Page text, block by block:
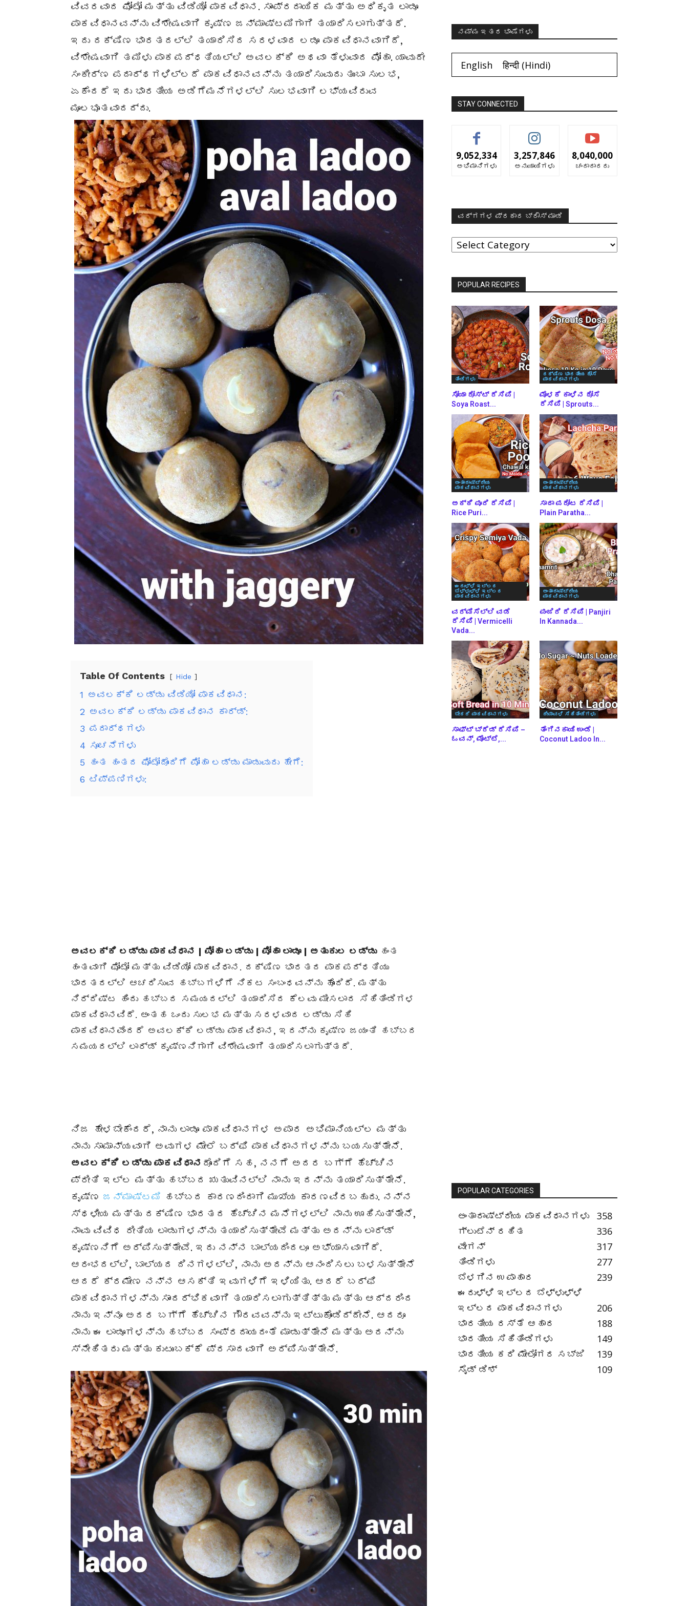
ವಿವರವಾದ ಫೋಟೋ ಮತ್ತು ವಿಡಿಯೋ ಪಾಕವಿಧಾನ. ಸಾಂಪ್ರದಾಯಿಕ ಮತ್ತು ಅಧಿಕೃತ ಲಾಡೂ
ಪಾಕವಿಧಾನವನ್ನು ವಿಶೇಷವಾಗಿ ಕೃಷ್ಣ ಜನ್ಮಾಷ್ಟಮಿಗಾಗಿ ತಯಾರಿಸಲಾಗುತ್ತದೆ.
ಇದು ದಕ್ಷಿಣ ಭಾರತದಲ್ಲಿ ತಯಾರಿಸಿದ ಸರಳವಾದ ಲಡೂ ಪಾಕವಿಧಾನವಾಗಿದೆ,
ವಿಶೇಷವಾಗಿ ತಮಿಳು ಪಾಕಪದ್ಧತಿಯಲ್ಲಿ ಅವಲಕ್ಕಿ ಅಥವಾ ತೆಳುವಾದ ಪೋಹಾ. ಯಾವುದೇ
ಸಂಕೀರ್ಣ ಪದಾರ್ಥಗಳಿಲ್ಲದೆ ಪಾಕವಿಧಾನವನ್ನು ತಯಾರಿಸುವುದು ತುಂಬಾ ಸುಲಭ,
ಏಕೆಂದರೆ ಇದು ಭಾರತೀಯ ಅಡಿಗೆಮನೆಗಳಲ್ಲಿ ಸುಲಭವಾಗಿ ಲಭ್ಯವಿರುವ
ಮೂಲಭೂತವಾದದ್ದು.
Table Of Contents Hide
1 ಅವಲಕ್ಕಿ ಲಡ್ಡು ವಿಡಿಯೋ ಪಾಕವಿಧಾನ:
2 ಅವಲಕ್ಕಿ ಲಡ್ಡು ಪಾಕವಿಧಾನ ಕಾರ್ಡ್:
3 ಪದಾರ್ಥಗಳು
4 ಸೂಚನೆಗಳು
5
ಹಂತ ಹಂತದ ಫೋಟೋದೊಂದಿಗೆ ಪೋಹಾ ಲಡ್ಡು ಮಾಡುವುದು ಹೇಗೆ:
6 ಟಿಪ್ಪಣಿಗಳು:
ಅವಲಕ್ಕಿ ಲಡ್ಡು ಪಾಕವಿಧಾನ | ಪೋಹಾ ಲಡ್ಡು | ಪೋಹಾ ಲಾಡೂ | ಅತುಕುಲ ಲಡ್ಡುಹಂತ
ಹಂತವಾಗಿ ಫೋಟೋ ಮತ್ತು ವಿಡಿಯೋ ಪಾಕವಿಧಾನ. ದಕ್ಷಿಣ ಭಾರತದ ಪಾಕಪದ್ಧತಿಯು
ಭಾರತದಲ್ಲಿ ಆಚರಿಸುವ ಹಬ್ಬಗಳಿಗೆ ನಿಕಟ ಸಂಬಂಧವನ್ನು ಹೊಂದಿದೆ. ಮತ್ತು
ನಿರ್ದಿಷ್ಟ ಹಿಂದು ಹಬ್ಬದ ಸಮಯದಲ್ಲಿ ತಯಾರಿಸಿದ ಕೆಲವು ಮೀಸಲಾದ ಸಿಹಿತಿಂಡಿಗಳ
ಪಾಕವಿಧಾನವಿದೆ. ಅಂತಹ ಒಂದು ಸುಲಭ ಮತ್ತು ಸರಳವಾದ ಲಡ್ಡು ಸಿಹಿ
ಪಾಕವಿಧಾನವೆಂದರೆ ಅವಲಕ್ಕಿ ಲಡ್ಡು ಪಾಕವಿಧಾನ, ಇದನ್ನು ಕೃಷ್ಣ ಜಯಂತಿ ಹಬ್ಬದ
ಸಮಯದಲ್ಲಿ ಲಾರ್ಡ್ ಕೃಷ್ಣನಿಗಾಗಿ ವಿಶೇಷವಾಗಿ ತಯಾರಿಸಲಾಗುತ್ತದೆ.
ನಿಜ ಹೇಳಬೇಕೆಂದರೆ, ನಾನು ಲಾಡೂ ಪಾಕವಿಧಾನಗಳ ಅಪಾರ ಅಭಿಮಾನಿಯಲ್ಲ ಮತ್ತು
ನಾನು ಸಾಮಾನ್ಯವಾಗಿ ಅವುಗಳ ಮೇಲೆ ಬರ್ಫಿ ಪಾಕವಿಧಾನಗಳನ್ನು ಬಯಸುತ್ತೇನೆ.
ಅವಲಕ್ಕಿ ಲಡ್ಡು ಪಾಕವಿಧಾನ ದೊಂದಿಗೆ ಸಹ, ನನಗೆ ಅದರ ಬಗ್ಗೆ ಹೆಚ್ಚಿನ
ಪ್ರೀತಿ ಇಲ್ಲ ಮತ್ತು ಹಬ್ಬದ ಋತುವಿನಲ್ಲಿ ನಾನು ಇದನ್ನು ತಯಾರಿಸುತ್ತೇನೆ.
ಕೃಷ್ಣ ಜನ್ಮಾಷ್ಟಮಿ ಹಬ್ಬದ ಕಾರಣದಿಂದಾಗಿ ಮುಖ್ಯ ಕಾರಣವಿರಬಹುದು. ನನ್ನ
ಸ್ಥಳೀಯ ಮತ್ತು ದಕ್ಷಿಣ ಭಾರತದ ಹೆಚ್ಚಿನ ಮನೆಗಳಲ್ಲಿ ನಾನು ಊಹಿಸುತ್ತೇನೆ,
ನಾವು ವಿವಿಧ ರೀತಿಯ ಲಾಡುಗಳನ್ನು ತಯಾರಿಸುತ್ತೇವೆ ಮತ್ತು ಅದನ್ನು ಲಾರ್ಡ್
ಕೃಷ್ಣನಿಗೆ ಅರ್ಪಿಸುತ್ತೇವೆ. ಇದು ನನ್ನ ಬಾಲ್ಯದಿಂದಲೂ ಅಭ್ಯಾಸವಾಗಿದೆ.
ಆರಂಭದಲ್ಲಿ, ಬಾಲ್ಯದ ದಿನಗಳಲ್ಲಿ, ನಾನು ಅದನ್ನು ಆನಂದಿಸಲು ಬಳಸುತ್ತೇನೆ
ಆದರೆ ಕ್ರಮೇಣ ನನ್ನ ಆಸಕ್ತಿ ಇವುಗಳಿಗೆ ಇಳಿಯಿತು. ಆದರೆ ಬರ್ಫಿ
ಪಾಕವಿಧಾನಗಳನ್ನು ಸಾಂದರ್ಭಿಕವಾಗಿ ತಯಾರಿಸಲಾಗುತ್ತಿತ್ತು ಮತ್ತು ಆದ್ದರಿಂದ
ನಾನು ಇನ್ನೂ ಅದರ ಬಗ್ಗೆ ಹೆಚ್ಚಿನ ಗೌರವವನ್ನು ಇಟ್ಟುಕೊಂಡಿದ್ದೇನೆ. ಆದರೂ
ನಾನು ಈ ಲಾಡೂಗಳನ್ನು ಹಬ್ಬದ ಸಂಪ್ರದಾಯದಂತೆ ಮಾಡುತ್ತೇನೆ ಮತ್ತು ಅದನ್ನು
ಸ್ನೇಹಿತರು ಮತ್ತು ಕುಟುಂಬಕ್ಕೆ ಪ್ರಸಾದವಾಗಿ ಅರ್ಪಿಸುತ್ತೇನೆ.
ನಮ್ಮ ಇತರ ಭಾಷೆಗಳು
English हिन्दी(Hindi)
STAY CONNECTED
9,052,334
ಅಭಿಮಾನಿಗಳು
3,257,846
ಅನುಯಾಯಿಗಳು
8,040,000
ಚಂದಾದಾರರು
ವರ್ಗಗಳ ಪ್ರಕಾರ ಬ್ರೌಸ್ ಮಾಡಿ
ವರ್ಗಗಳ
ಪ್ರಕಾರ
ಬ್ರೌಸ್
POPULAR RECIPES
ತಿಂಡಿಗಳು
ಸೋಯಾ ರೋಸ್ಟ್ ರೆಸಿಪಿ |
Soya Roast...
ದಕ್ಷಿಣ ಭಾರತೀಯ ದೋಸೆ
ಪಾಕವಿಧಾನಗಳು
ಮೊಳಕೆ ಕಾಳಿನ ದೋಸೆ
ರೆಸಿಪಿ | Sprouts...
ಅಂತಾರಾಷ್ಟ್ರೀಯ
ಪಾಕವಿಧಾನಗಳು
ಅಕ್ಕಿ ಪೂರಿ ರೆಸಿಪಿ |
Rice Puri...
ಅಂತಾರಾಷ್ಟ್ರೀಯ
ಪಾಕವಿಧಾನಗಳು
ಸಾದಾ ಪರೋಟ ರೆಸಿಪಿ |
Plain Paratha...
ಈರುಳ್ಳಿ ಇಲ್ಲದ
ಬೆಳ್ಳುಳ್ಳಿ ಇಲ್ಲದ
ಪಾಕವಿಧಾನಗಳು
ವರ್ಮಿಸೆಲ್ಲಿ ವಡೆ
ರೆಸಿಪಿ | Vermicelli
Vada...
ಅಂತಾರಾಷ್ಟ್ರೀಯ
ಪಾಕವಿಧಾನಗಳು
ಪಂಜಿರಿ ರೆಸಿಪಿ | Panjiri
In Kannada...
ಬೇಕರಿ ಪಾಕವಿಧಾನಗಳು
ಸಾಫ್ಟ್ ಬ್ರೆಡ್ ರೆಸಿಪಿ –
ಓವನ್, ಮೊಟ್ಟೆ,...
ದೀಪಾವಳಿ ಸಿಹಿತಿಂಡಿಗಳು
ತೆಂಗಿನಕಾಯಿ ಉಂಡೆ |
Coconut Ladoo In...
POPULAR CATEGORIES
ಅಂತಾರಾಷ್ಟ್ರೀಯ ಪಾಕವಿಧಾನಗಳು
358
ಗ್ಲುಟೆನ್ ರಹಿತ
336
ವೇಗನ್
317
ತಿಂಡಿಗಳು
277
ಬೆಳಗಿನ ಉಪಾಹಾರ
239
ಈರುಳ್ಳಿ ಇಲ್ಲದ ಬೆಳ್ಳುಳ್ಳಿ
ಇಲ್ಲದ ಪಾಕವಿಧಾನಗಳು
206
ಭಾರತೀಯ ರಸ್ತೆ ಆಹಾರ
188
ಭಾರತೀಯ ಸಿಹಿತಿಂಡಿಗಳು
149
ಭಾರತೀಯ ಕರಿ ಮೇಲೋಗರ ಸಬ್ಜಿ
139
ಸೈಡ್ ಡಿಶ್
109